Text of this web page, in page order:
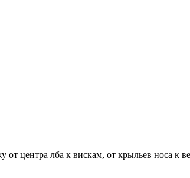
центра лба к вискам, от крыльев носа к